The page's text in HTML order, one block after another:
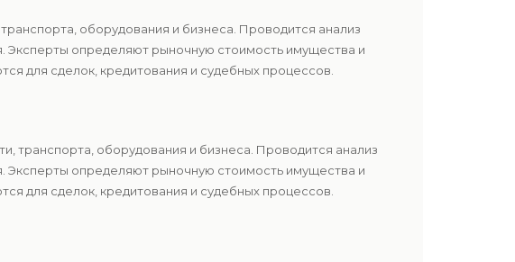
оборудования и бизнеса. Проводится анализ
Эксперты определяют рыночную стоимость имущества и
для сделок, кредитования и судебных процессов.
транспорта, оборудования и бизнеса. Проводится анализ
Эксперты определяют рыночную стоимость имущества и
для сделок, кредитования и судебных процессов.